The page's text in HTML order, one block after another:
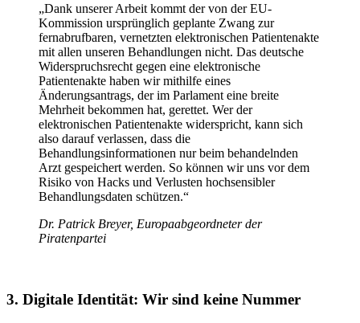
„Dank unserer Arbeit kommt der von der EU-
Kommission ursprünglich geplante Zwang zur
fernabrufbaren, vernetzten elektronischen Patientenakte
mit allen unseren Behandlungen nicht. Das deutsche
Widerspruchsrecht gegen eine elektronische
Patientenakte haben wir mithilfe eines
Änderungsantrags, der im Parlament eine breite
Mehrheit bekommen hat, gerettet. Wer der
elektronischen Patientenakte widerspricht, kann sich
also darauf verlassen, dass die
Behandlungsinformationen nur beim behandelnden
Arzt gespeichert werden. So können wir uns vor dem
Risiko von Hacks und Verlusten hochsensibler
Behandlungsdaten schützen.“
Dr. Patrick Breyer, Europaabgeordneter der
Piratenpartei
3. Digitale Identität: Wir sind keine Nummer